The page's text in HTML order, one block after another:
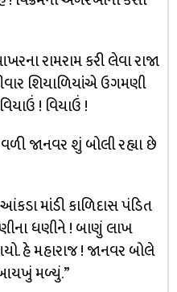
રામરામ કરી લેવા રાજા
શિયાળિયાંએ ઉગમણી
! વિયાઉં !
જાનવર શું બોલી રહ્યા છે
માંડી કાળિદાસ પંડિત
ધણીને ! બાણું લાખ
હે મહારાજ ! જાનવર બોલે
આયખું મળ્યું.”